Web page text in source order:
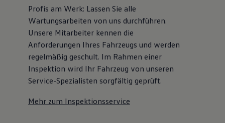
Profis am Werk: Lassen Sie alle
Wartungsarbeiten von uns durchführen.
Unsere Mitarbeiter kennen die
Anforderungen Ihres Fahrzeugs und werden
regelmäßig geschult. Im Rahmen einer
Inspektion wird Ihr Fahrzeug von unseren
Service-Spezialisten sorgfältig geprüft.
Mehr zum Inspektionsservice